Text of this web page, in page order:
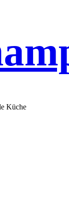
Küche